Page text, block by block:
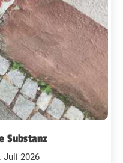
Substanz
Juli 2026